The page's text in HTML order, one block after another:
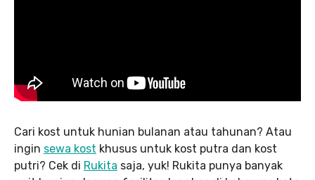
Cari kost untuk hunian bulanan atau tahunan? Atau
ingin sewa kost khusus untuk kost putra dan kost
putri? Cek di Rukita saja, yuk! Rukita punya banyak